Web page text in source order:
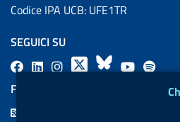
Codice IPA UCB: UFE1TR
SEGUICI SU
F
L
X
B
Y l
FEED RSS